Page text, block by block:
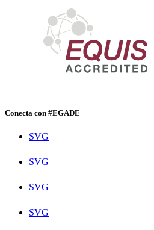
Conecta con #EGADE
SVG
SVG
SVG
SVG